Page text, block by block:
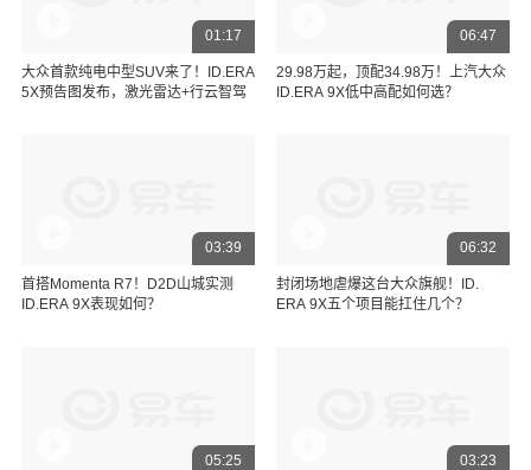
01:17
大众首款纯电中型SUV来了！ID.ERA
5X预告图发布，激光雷达+行云智驾
06:47
29.98万起，顶配34.98万！上汽大众
ID.ERA 9X低中高配如何选？
03:39
首搭Momenta R7！D2D山城实测
ID.ERA 9X表现如何？
06:32
封闭场地虐爆这台大众旗舰！ID.
ERA 9X五个项目能扛住几个？
05:25 03:23